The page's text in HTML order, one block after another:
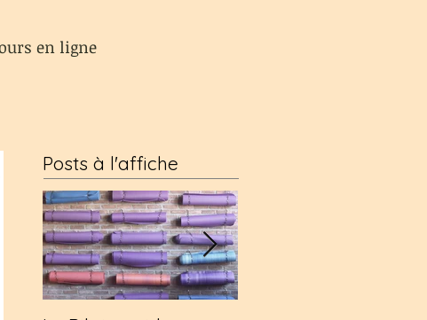
en ligne
Posts à l'affiche